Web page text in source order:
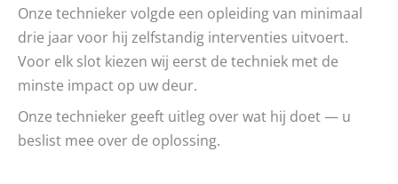
Onze technieker volgde een opleiding van minimaal
drie jaar voor hij zelfstandig interventies uitvoert.
Voor elk slot kiezen wij eerst de techniek met de
minste impact op uw deur.
Onze technieker geeft uitleg over wat hij doet — u
beslist mee over de oplossing.